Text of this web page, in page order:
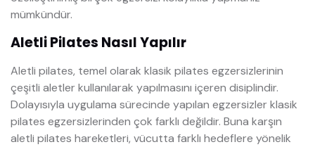
mümkündür.
Aletli Pilates Nasıl Yapılır
Aletli pilates, temel olarak klasik pilates egzersizlerinin
çeşitli aletler kullanılarak yapılmasını içeren disiplindir.
Dolayısıyla uygulama sürecinde yapılan egzersizler klasik
pilates egzersizlerinden çok farklı değildir. Buna karşın
aletli pilates hareketleri, vücutta farklı hedeflere yönelik